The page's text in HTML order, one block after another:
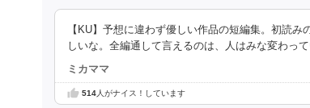
【KU】予想に違わず優しい作品の短編集。初読
しいな。全編通して言えるのは、人はみな変わっ
ミカママ
514人がナイス！しています